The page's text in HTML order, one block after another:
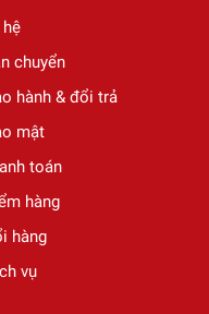
chuyển
hành & đổi trả
mật
toán
hàng
hàng
vụ